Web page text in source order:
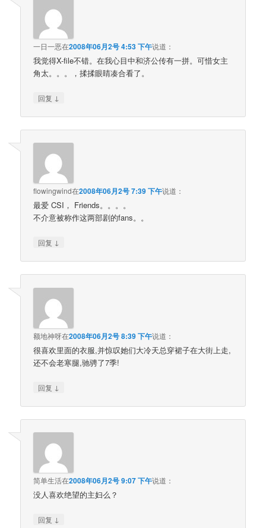
一日一恶在2008年06月2号 4:53 下午说道：
我觉得X-file不错。在我心目中和济公传有一拼。可惜女主
角太。。。，揉揉眼睛凑合看了。
回复 ↓
flowingwind在2008年06月2号 7:39 下午说道：
最爱 CSI， Friends。。。。
不介意被称作这两部剧的fans。。
回复 ↓
额地神呀在2008年06月2号 8:39 下午说道：
很喜欢里面的衣服,并惊叹她们大冷天总穿裙子在大街上走,
还不会老寒腿,驰骋了7季!
回复 ↓
简单生活在2008年06月2号 9:07 下午说道：
没人喜欢绝望的主妇么？
回复 ↓